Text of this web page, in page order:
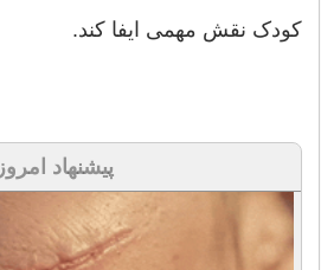
کودک نقش مهمی ایفا کند.
پیشنهاد امروز